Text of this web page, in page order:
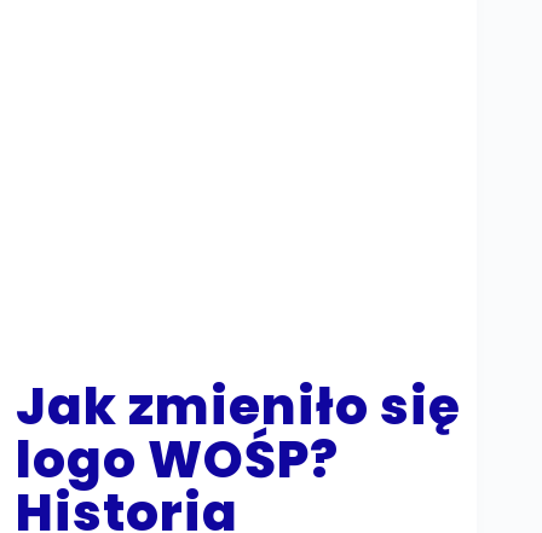
Jak zmieniło się
logo WOŚP?
Historia